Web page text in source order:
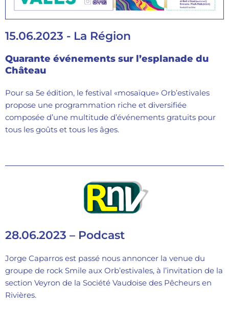
15.06.2023 - La Région
Quarante événements sur l’esplanade du
Château
Pour sa 5e édition, le festival «mosaïque» Orb’estivales
propose une programmation riche et diversifiée
composée d’une multitude d’événements gratuits pour
tous les goûts et tous les âges.
28.06.2023 – Podcast
Jorge Caparros est passé nous annoncer la venue du
groupe de rock Smile aux Orb’estivales, à l’invitation de la
section Veyron de la Société Vaudoise des Pêcheurs en
Rivières.